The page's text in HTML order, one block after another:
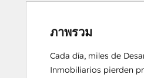
ภาพรวม
Cada día, miles de
Inmobiliarios pierden